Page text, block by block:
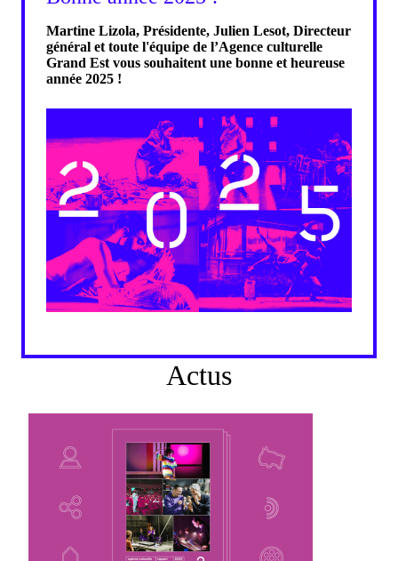
Martine Lizola, Présidente, Julien Lesot, Directeur
général et toute l'équipe de l’Agence culturelle
Grand Est vous souhaitent une bonne et heureuse
année 2025 !
Actus